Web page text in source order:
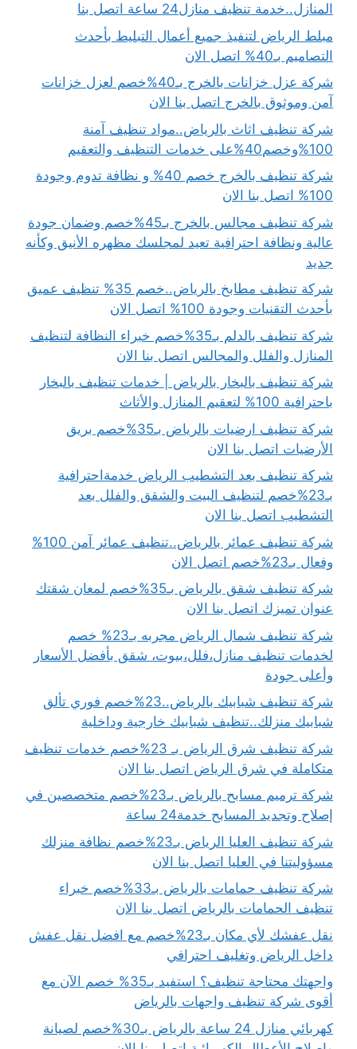
المنازل..خدمة تنظيف منازل24 ساعة اتصل بنا
مبلط الرياض لتنفيذ جميع أعمال التبليط بأحدث
التصاميم بـ40% اتصل الان
شركة عزل خزانات بالخرج بـ40%خصم لعزل خزانات
آمن وموثوق بالخرج اتصل بنا الان
شركة تنظيف اثاث بالرياض..مواد تنظيف آمنة
100%وخصم40%على خدمات التنظيف والتعقيم
شركة تنظيف بالخرج خصم 40% و نظافة تدوم وجودة
100% اتصل بنا الان
شركة تنظيف مجالس بالخرج بـ45%خصم وضمان جودة
عالية ونظافة احترافية تعيد لمجلسك مظهره الأنيق وكأنه
جديد
شركة تنظيف مطابخ بالرياض..خصم 35% تنظيف عميق
بأحدث التقنيات وجودة 100% اتصل الان
شركة تنظيف بالدلم بـ35%خصم خبراء النظافة لتنظيف
المنازل والفلل والمجالس اتصل بنا الان
شركة تنظيف بالبخار بالرياض | خدمات تنظيف بالبخار
باحترافية 100% لتعقيم المنازل والأثاث
شركة تنظيف ارضيات بالرياض بـ35%خصم بريق
الأرضيات اتصل بنا الان
شركة تنظيف بعد التشطيب الرياض خدمةاحترافية
بـ23%خصم لتنظيف البيت والشقق والفلل بعد
التشطيب اتصل بنا الان
شركة تنظيف عمائر بالرياض..تنظيف عمائر آمن 100%
وفعال بـ23%خصم اتصل الان
شركة تنظيف شقق بالرياض بـ35%خصم لمعان شقتك
عنوان تميزك اتصل بنا الان
شركة تنظيف شمال الرياض مجربه بـ23% خصم
لخدمات تنظيف منازل،فلل،بيوت، شقق بأفضل الأسعار
وأعلى جودة
شركة تنظيف شبابيك بالرياض..23%خصم فوري تألق
شبابيك منزلك..تنظيف شبابيك خارجية وداخلية
شركة تنظيف شرق الرياض بـ 23%خصم خدمات تنظيف
متكاملة في شرق الرياض اتصل بنا الان
شركة ترميم مسابح بالرياض بـ23%خصم متخصصين في
إصلاح وتجديد المسابح خدمة24 ساعة
شركة تنظيف العليا الرياض بـ23%خصم نظافة منزلك
مسؤوليتنا في العليا اتصل بنا الان
شركة تنظيف حمامات بالرياض بـ33%خصم خبراء
تنظيف الحمامات بالرياض اتصل بنا الان
نقل عفشك لأي مكان بـ23%خصم مع افضل نقل عفش
داخل الرياض وتغليف احترافي
واجهتك محتاجة تنظيف؟ استفيد بـ35% خصم الآن مع
أقوى شركة تنظيف واجهات بالرياض
كهربائي منازل 24 ساعة بالرياض بـ30%خصم لصيانة